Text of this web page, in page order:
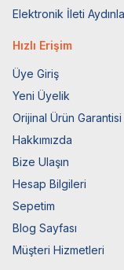
Elektronik İleti
Hızlı Erişim
Üye Giriş
Yeni Üyelik
Orijinal Ürün Garantisi
Hakkımızda
Bize Ulaşın
Hesap Bilgileri
Sepetim
Blog Sayfası
Müşteri Hizmetleri